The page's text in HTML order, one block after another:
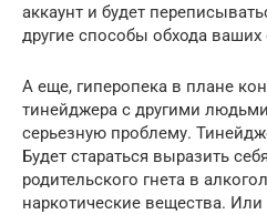
аккаунт и будет
другие способы обхода ваших
А еще, гиперопека в плане
тинейджера с другими
серьезную проблему.
Будет стараться выразить
родительского гнета в
наркотические вещества. Или